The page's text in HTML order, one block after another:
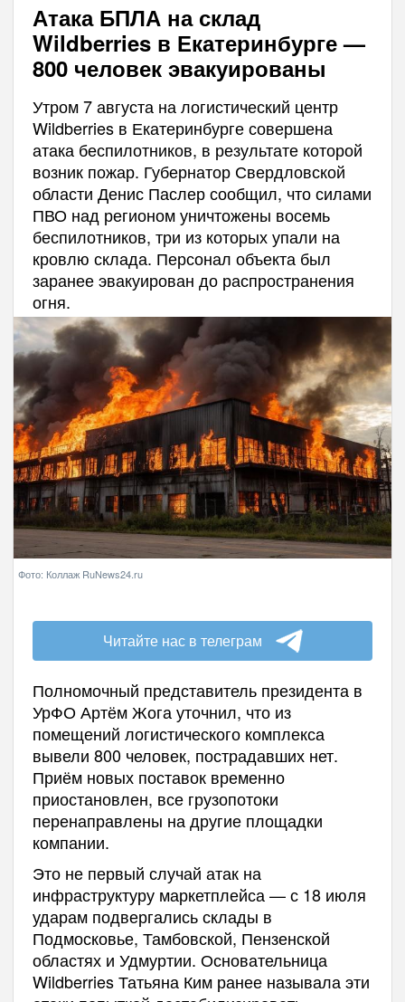
Атака БПЛА на склад
Wildberries в Екатеринбурге —
800 человек эвакуированы
Утром 7 августа на логистический центр
Wildberries в Екатеринбурге совершена
атака беспилотников, в результате которой
возник пожар. Губернатор Свердловской
области Денис Паслер сообщил, что силами
ПВО над регионом уничтожены восемь
беспилотников, три из которых упали на
кровлю склада. Персонал объекта был
заранее эвакуирован до распространения
огня.
Фото: Коллаж RuNews24.ru
Читайте нас в телеграм
Полномочный представитель президента в
УрФО Артём Жога уточнил, что из
помещений логистического комплекса
вывели 800 человек, пострадавших нет.
Приём новых поставок временно
приостановлен, все грузопотоки
перенаправлены на другие площадки
компании.
Это не первый случай атак на
инфраструктуру маркетплейса — с 18 июля
ударам подвергались склады в
Подмосковье, Тамбовской, Пензенской
областях и Удмуртии. Основательница
Wildberries Татьяна Ким ранее называла эти